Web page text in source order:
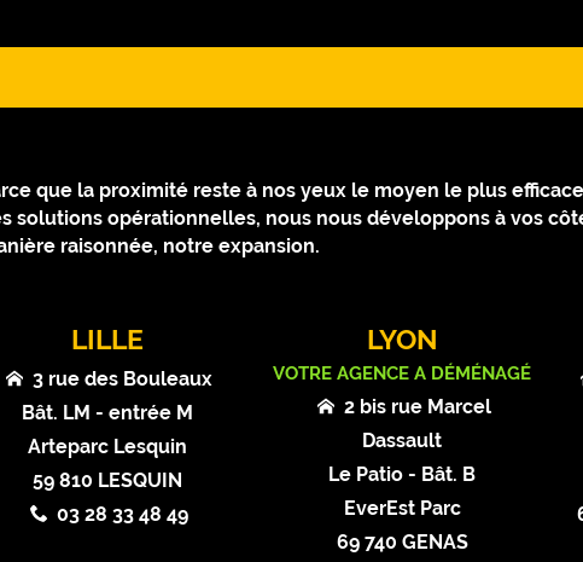
que la proximité reste à nos yeux le moyen le plus
solutions opérationnelles, nous nous développons à vos
raisonnée, notre expansion.
LILLE
3 rue des Bouleaux
Bât. LM - entrée M
Arteparc Lesquin
59 810 LESQUIN
03 28 33 48 49
LYON
VOTRE AGENCE A DÉMÉNAGÉ
2 bis rue Marcel
Dassault
Le Patio - Bât. B
EverEst Parc
69 740 GENAS